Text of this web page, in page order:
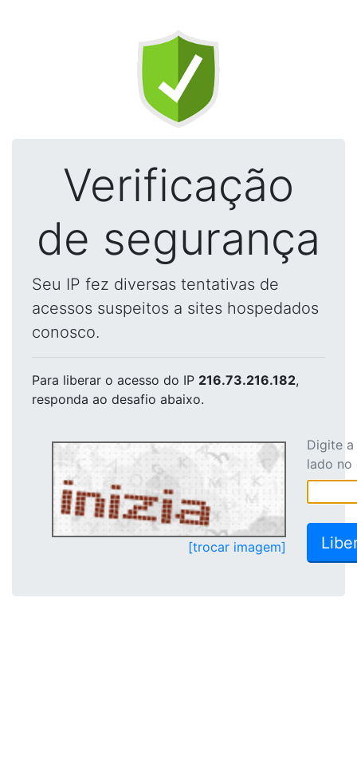
Verificação
de segurança
Seu IP fez diversas tentativas de
acessos suspeitos a sites hospedados
conosco.
Para liberar o acesso do IP 216.73.216.182,
responda ao desafio abaixo.
[trocar imagem]
Digite
lado no